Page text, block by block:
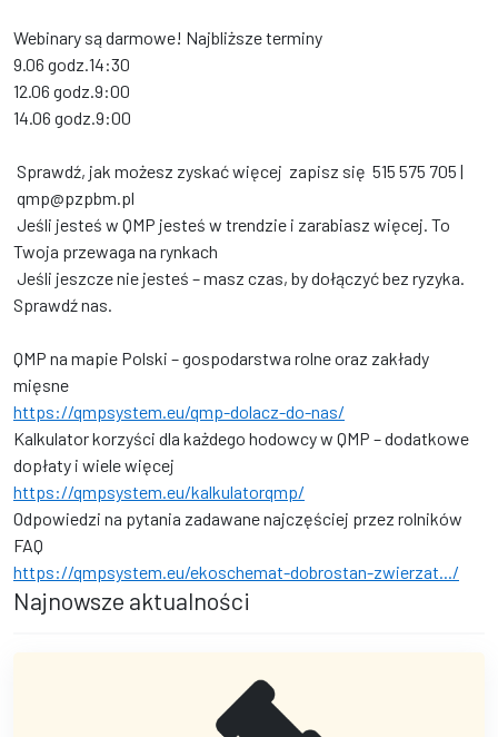
Webinary są darmowe! Najbliższe terminy
9.06 godz.14:30
12.06 godz.9:00
14.06 godz.9:00
Sprawdź, jak możesz zyskać więcej zapisz się 515 575 705 |
qmp@pzpbm.pl
Jeśli jesteś w QMP jesteś w trendzie i zarabiasz więcej. To
Twoja przewaga na rynkach
Jeśli jeszcze nie jesteś – masz czas, by dołączyć bez ryzyka.
Sprawdź nas.
QMP na mapie Polski – gospodarstwa rolne oraz zakłady
mięsne
https://qmpsystem.eu/qmp-dolacz-do-nas/
Kalkulator korzyści dla każdego hodowcy w QMP – dodatkowe
dopłaty i wiele więcej
https://qmpsystem.eu/kalkulatorqmp/
Odpowiedzi na pytania zadawane najczęściej przez rolników
FAQ
https://qmpsystem.eu/ekoschemat-dobrostan-zwierzat.../
Najnowsze aktualności